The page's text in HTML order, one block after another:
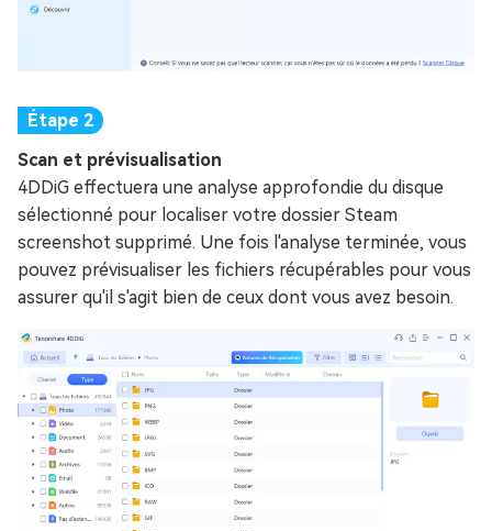
Scan et prévisualisation
4DDiG effectuera une analyse approfondie du disque
sélectionné pour localiser votre dossier Steam
screenshot supprimé. Une fois l'analyse terminée, vous
pouvez prévisualiser les fichiers récupérables pour vous
assurer qu'il s'agit bien de ceux dont vous avez besoin.